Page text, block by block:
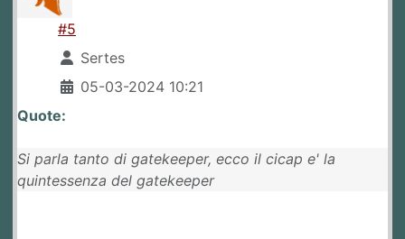
#5
Sertes
05-03-2024 10:21
Quote:
Si parla tanto di gatekeeper, ecco il cicap e' la
quintessenza del gatekeeper